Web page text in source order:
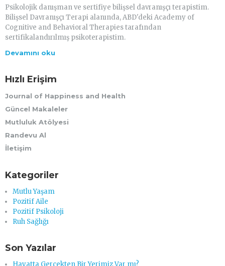
Psikolojik danışman ve sertifiye bilişsel davranışçı terapistim.
Bilişsel Davranışçı Terapi alanında, ABD'deki Academy of
Cognitive and Behavioral Therapies tarafından
sertifikalandırılmış psikoterapistim.
Devamını oku
Hızlı Erişim
Journal of Happiness and Health
Güncel Makaleler
Mutluluk Atölyesi
Randevu Al
İletişim
Kategoriler
Mutlu Yaşam
Pozitif Aile
Pozitif Psikoloji
Ruh Sağlığı
Son Yazılar
Hayatta Gerçekten Bir Yerimiz Var mı?